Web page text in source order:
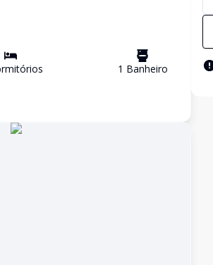
s 1 Banheiro